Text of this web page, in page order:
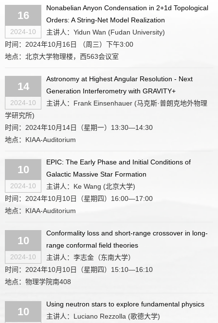
16
2024-10
Nonabelian Anyon Condensation in 2+1d Topological
Orders: A String-Net Model Realization
主讲人：Yidun Wan (Fudan University)
时间：2024年10月16日 （周三）下午3:00
地点：北京大学物理楼，西563会议室
14
2024-10
Astronomy at Highest Angular Resolution - Next
Generation Interferometry with GRAVITY+
主讲人：Frank Einsenhauer (马克斯·普朗克地外物理
学研究所)
时间：2024年10月14日（星期一）13:30—14:30
地点：KIAA-Auditorium
10
2024-10
EPIC: The Early Phase and Initial Conditions of
Galactic Massive Star Formation
主讲人：Ke Wang (北京大学)
时间：2024年10月10日（星期四）16:00—17:00
地点：KIAA-Auditorium
10
2024-10
Conformality loss and short-range crossover in long-
range conformal field theories
主讲人：李志金（东南大学）
时间：2024年10月10日（星期四）15:10—16:10
地点：物理学院南408
10
Using neutron stars to explore fundamental physics
主讲人：Luciano Rezzolla (歌德大学)